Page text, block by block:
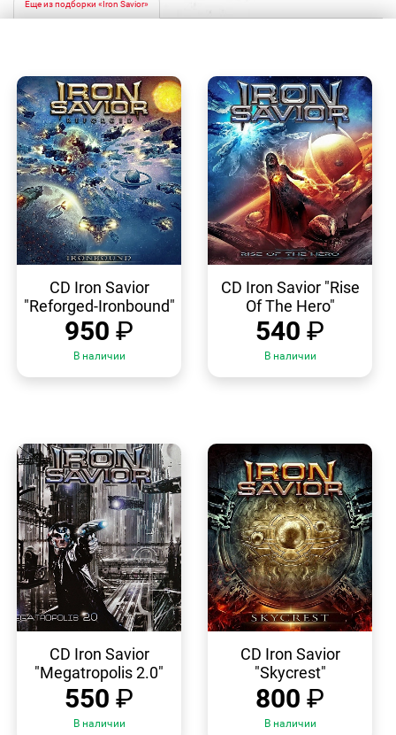
Еще из подборки «Iron Savior»
ПРОСМОТР
CD Iron Savior
"Reforged-Ironbound"
950 ₽
В наличии
ПРОСМОТР
CD Iron Savior "Rise
Of The Hero"
540 ₽
В наличии
ПРОСМОТР
CD Iron Savior
"Megatropolis 2.0"
550 ₽
В наличии
ПРОСМОТР
CD Iron Savior
"Skycrest"
800 ₽
В наличии